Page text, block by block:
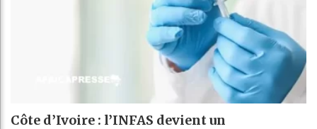
Côte d’Ivoire : l’INFAS devient un